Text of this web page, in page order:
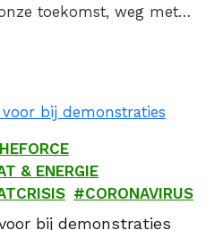
toekomst, weg met
& ENERGIE
CORONAVIRUS
bij demonstraties